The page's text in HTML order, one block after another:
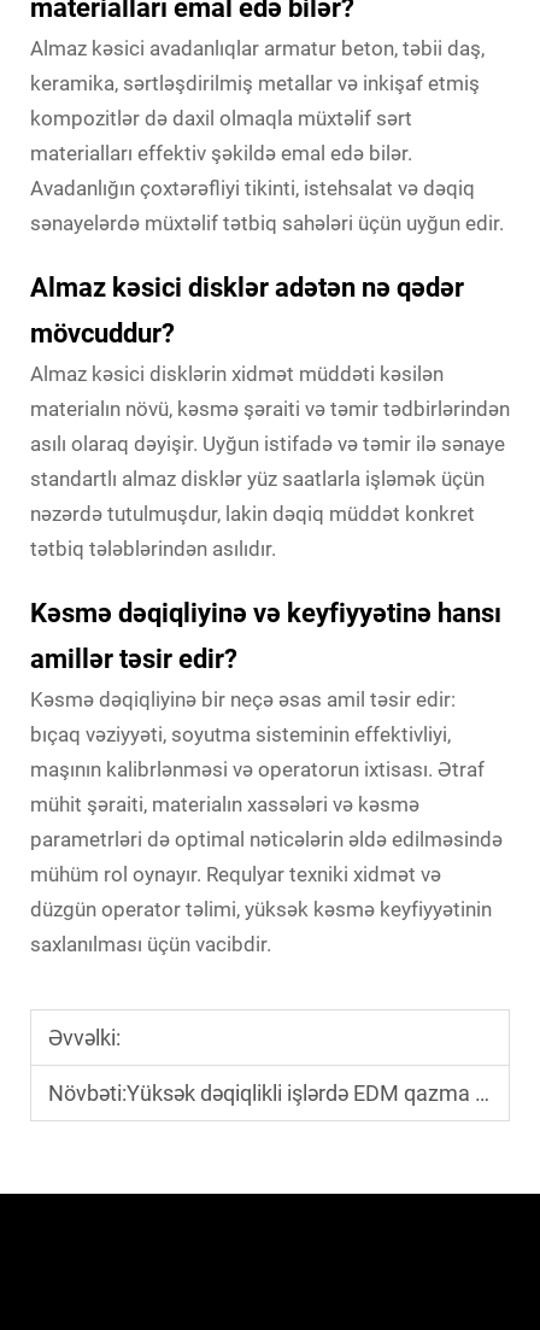
materialları emal edə bilər?
Almaz kəsici avadanlıqlar armatur beton, təbii daş,
keramika, sərtləşdirilmiş metallar və inkişaf etmiş
kompozitlər də daxil olmaqla müxtəlif sərt
materialları effektiv şəkildə emal edə bilər.
Avadanlığın çoxtərəfliyi tikinti, istehsalat və dəqiq
sənayelərdə müxtəlif tətbiq sahələri üçün uyğun edir.
Almaz kəsici disklər adətən nə qədər
mövcuddur?
Almaz kəsici disklərin xidmət müddəti kəsilən
materialın növü, kəsmə şəraiti və təmir tədbirlərindən
asılı olaraq dəyişir. Uyğun istifadə və təmir ilə sənaye
standartlı almaz disklər yüz saatlarla işləmək üçün
nəzərdə tutulmuşdur, lakin dəqiq müddət konkret
tətbiq tələblərindən asılıdır.
Kəsmə dəqiqliyinə və keyfiyyətinə hansı
amillər təsir edir?
Kəsmə dəqiqliyinə bir neçə əsas amil təsir edir:
bıçaq vəziyyəti, soyutma sisteminin effektivliyi,
maşının kalibrlənməsi və operatorun ixtisası. Ətraf
mühit şəraiti, materialın xassələri və kəsmə
parametrləri də optimal nəticələrin əldə edilməsində
mühüm rol oynayır. Requlyar texniki xidmət və
düzgün operator təlimi, yüksək kəsmə keyfiyyətinin
saxlanılması üçün vacibdir.
Əvvəlki:
Növbəti:Yüksək dəqiqlikli işlərdə EDM qazma maşını necə işləyir?